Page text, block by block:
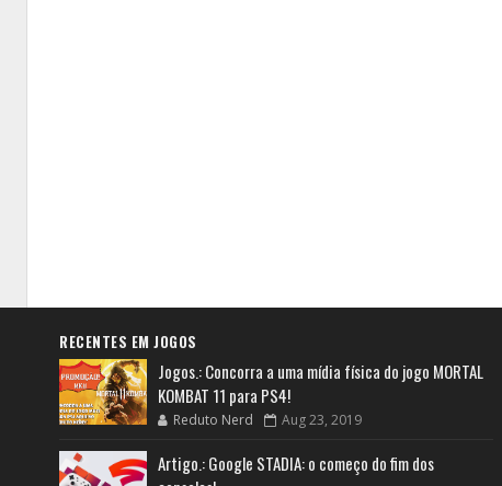
RECENTES EM JOGOS
Jogos.: Concorra a uma mídia física do jogo MORTAL
KOMBAT 11 para PS4!
Reduto Nerd Aug 23, 2019
Artigo.: Google STADIA: o começo do fim dos